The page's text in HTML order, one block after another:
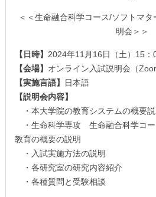
＜＜生命融合科学コース/ソフトマ
明会＞＞
【日時】 2024年11月16日（土）15：
【会場】 オンライン入試説明会（
【実施言語】
日本語
【説明会内容】
・本大学院の教育システムの概要
・生命科学専攻 生命融合科学コ
教育の概要の説明
・入試実施方法の説明
・各研究室の研究内容紹介
・各種質問と受験相談